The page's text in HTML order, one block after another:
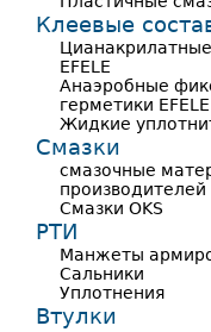
Клеевые
EFELE
Анаэробные
герметики
Жидкие
Смазки
смазочные
производителей
Смазки OKS
РТИ
Манжеты
Сальники
Уплотнения
Втулки